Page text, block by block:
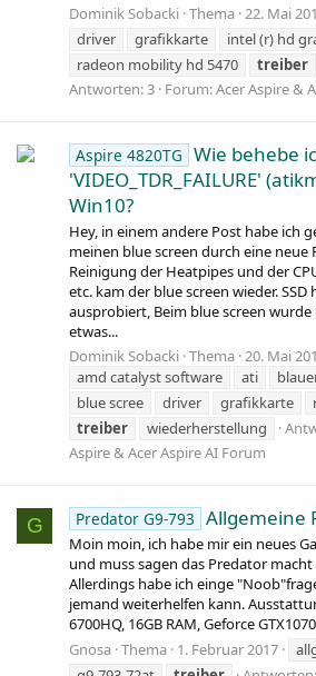
Dominik Sobacki Thema 22. Mai
driver
grafikkarte
intel (r) hd
radeon mobility hd 5470
treiber
Antworten: 3 Forum:Acer Aspire &
Aspire 4820TG Wie behebe
'VIDEO_TDR_FAILURE'
Win10?
Hey, in einem andere Post habe ich
meinen blue screen durch eine neue
Reinigung der Heatpipes und der
etc. kam der blue screen wieder.
ausprobiert, Beim blue screen wurde
etwas...
Dominik Sobacki Thema 20. Mai
amd catalyst software
ati
blue scree
driver grafikkarte
treiber
wiederherstellung
Aspire & Acer Aspire AI Forum
G Predator G9-793 Allgemeine
Moin moin, ich habe mir ein neues
und muss sagen das Predator
Allerdings habe ich einge
jemand weiterhelfen kann.
6700HQ, 16GB RAM, Geforce
Gnosa Thema 1. Februar 2017